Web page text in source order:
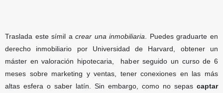
Traslada este símil acrear una inmobiliaria . Puedes graduarte en
derecho inmobiliario por Universidad de Harvard, obtener un
máster en valoración hipotecaria, haber seguido un curso de 6
meses sobre marketing y ventas, tener conexiones en las más
altas esfera o saber latín. Sin embargo, como no sepas captar